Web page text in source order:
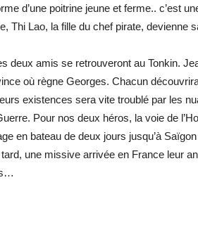
d’une poitrine jeune et ferme.. c’est
Thi Lao, la fille du chef pirate, devienne
deux amis se retrouveront au Tonkin.
où règne Georges. Chacun
existences sera vite troublé par les
Pour nos deux héros, la voie de
en bateau de deux jours jusqu’à
une missive arrivée en France leur